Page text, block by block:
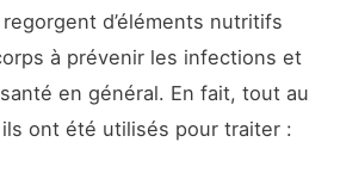
d’éléments nutritifs
à prévenir les infections et
en général. En fait, tout au
ils ont été utilisés pour traiter :